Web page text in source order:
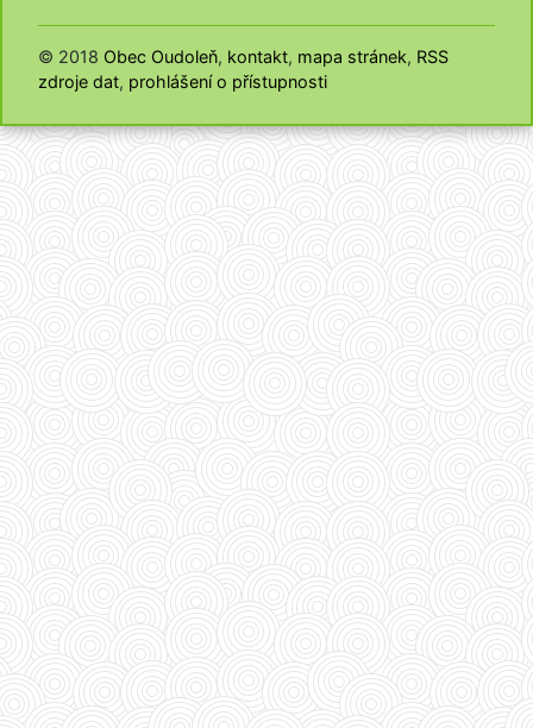
© 2018 Obec Oudoleň, kontakt, mapa stránek, RSS
zdroje dat, prohlášení o přístupnosti